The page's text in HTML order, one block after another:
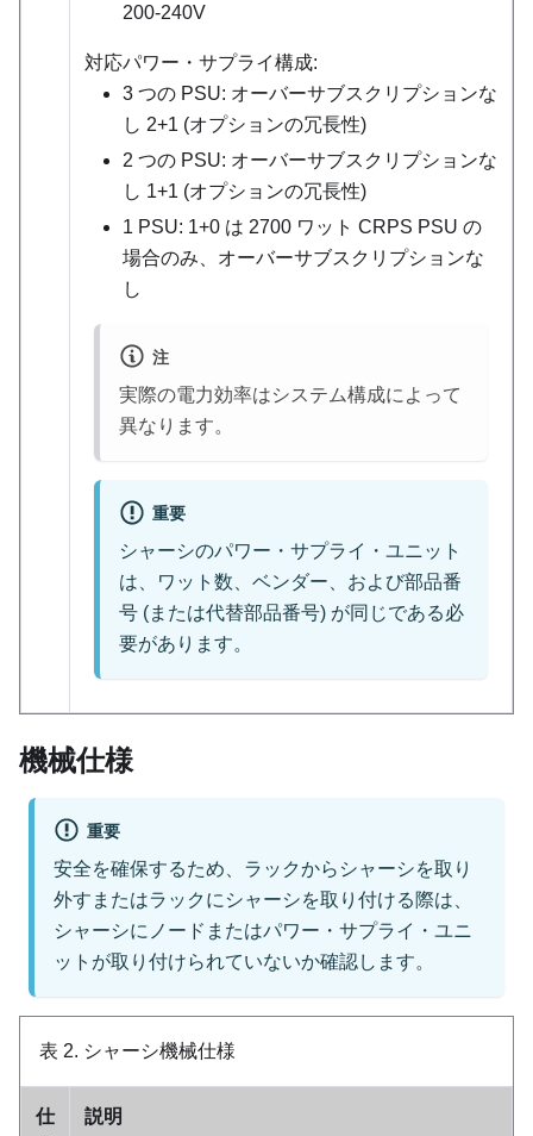
200-240V
対応パワー・サプライ構成:
3 つの PSU: オーバーサブスクリプションな
し 2+1 (オプションの冗長性)
2 つの PSU: オーバーサブスクリプションな
し 1+1 (オプションの冗長性)
1 PSU: 1+0 は 2700 ワット CRPS PSU の
場合のみ、オーバーサブスクリプションな
し
注
実際の電力効率はシステム構成によって
異なります。
重要
シャーシのパワー・サプライ・ユニット
は、ワット数、ベンダー、および部品番
号 (または代替部品番号) が同じである必
要があります。
機械仕様
重要
安全を確保するため、ラックからシャーシを取り
外すまたはラックにシャーシを取り付ける際は、
シャーシにノードまたはパワー・サプライ・ユニ
ットが取り付けられていないか確認します。
表 2. シャーシ機械仕様
仕
説明